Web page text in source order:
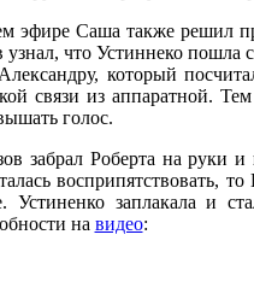
эфире Саша также решил
узнал, что Устиннеко
который
связи из аппаратной.
голос.
забрал Роберта на руки и
восприпятствовать,
Устиненко заплакала и
на видео: